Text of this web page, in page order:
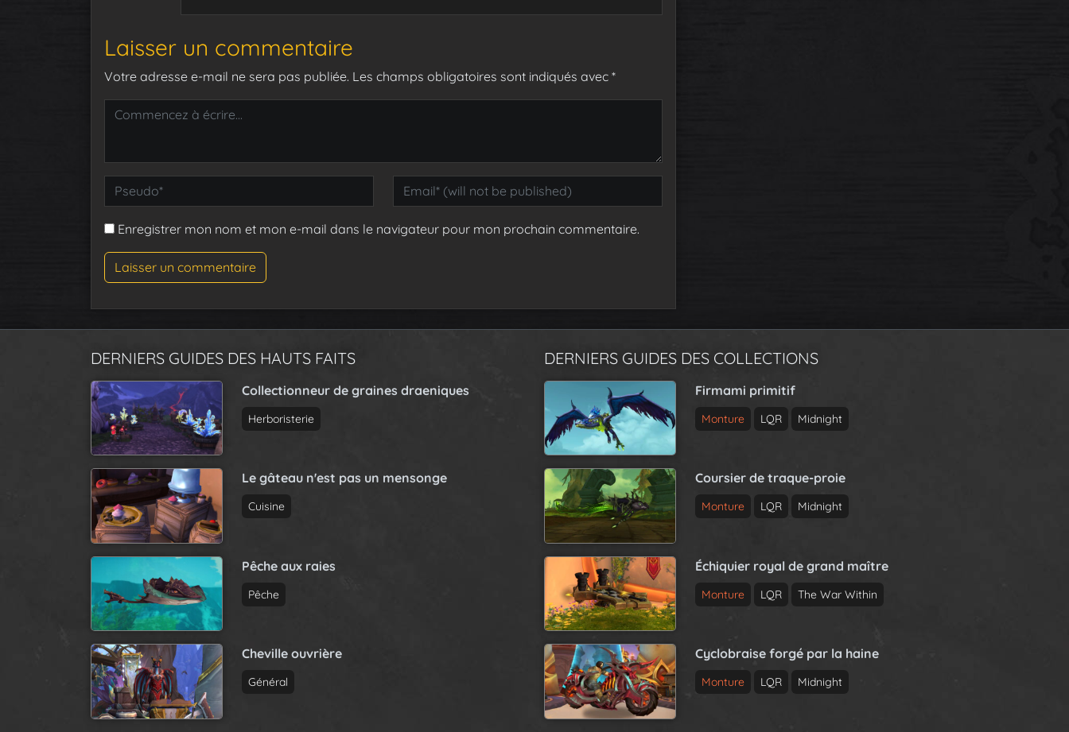
Laisser un commentaire
Votre adresse e-mail ne sera pas publiée. Les champs obligatoires sont indiqués avec *
Enregistrer mon nom et mon e-mail dans le navigateur pour mon prochain commentaire.
DERNIERS GUIDES DES HAUTS FAITS
Collectionneur de graines draeniques
Herboristerie
Le gâteau n'est pas un mensonge
Cuisine
Pêche aux raies
Pêche
Cheville ouvrière
Général
DERNIERS GUIDES DES COLLECTIONS
Firmami primitif
Monture LQR Midnight
Coursier de traque-proie
Monture LQR Midnight
Échiquier royal de grand maître
Monture LQR The War Within
Cyclobraise forgé par la haine
Monture LQR Midnight